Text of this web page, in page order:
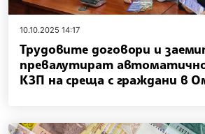
10.10.2025 14:17
Трудовите договори и
превалутират
КЗП на среща с граждани в